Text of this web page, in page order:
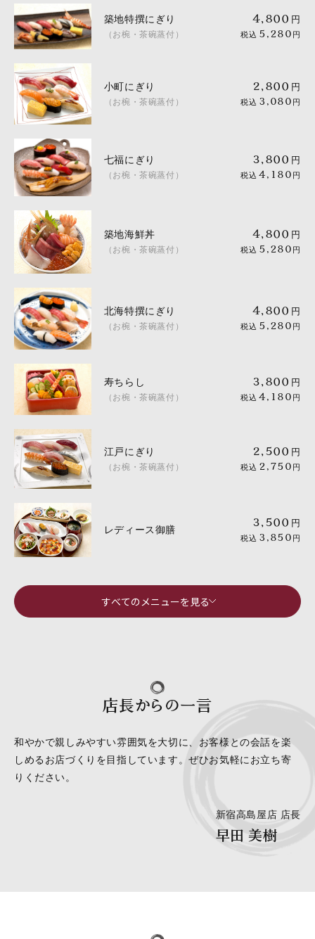
築地特撰にぎり
（お椀・茶碗蒸付）
4,800 円
税込 5,280 円
小町にぎり
（お椀・茶碗蒸付）
2,800 円
税込 3,080 円
七福にぎり
（お椀・茶碗蒸付）
3,800 円
税込 4,180 円
築地海鮮丼
（お椀・茶碗蒸付）
4,800 円
税込 5,280 円
北海特撰にぎり
（お椀・茶碗蒸付）
4,800 円
税込 5,280 円
寿ちらし
（お椀・茶碗蒸付）
3,800 円
税込 4,180 円
江戸にぎり
（お椀・茶碗蒸付）
2,500 円
税込 2,750 円
レディース御膳
3,500 円
税込 3,850 円
すべてのメニューを見る
店長からの一言
和やかで親しみやすい雰囲気を大切に、お客様との会話を楽
しめるお店づくりを目指しています。ぜひお気軽にお立ち寄
りください。
新宿高島屋店 店長
早田 美樹